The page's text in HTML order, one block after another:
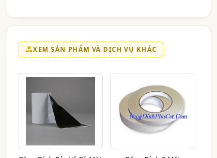
XEM SẢN PHẨM VÀ DỊCH VỤ KHÁC